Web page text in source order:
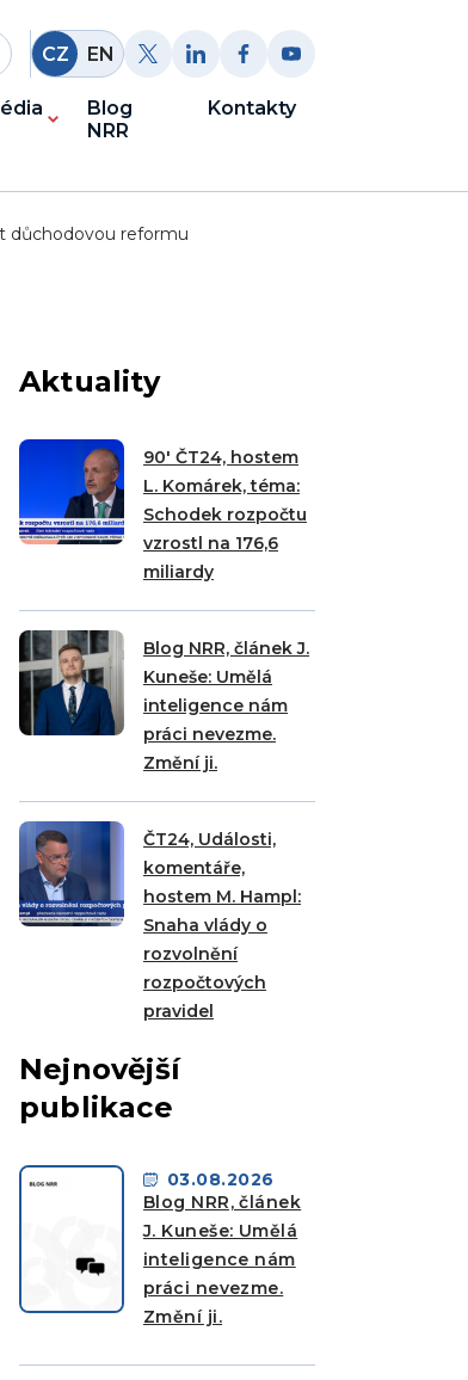
CZ EN
Blog
NRR
Kontakty
důchodovou reformu
Aktuality
90′ ČT24, hostem
L. Komárek, téma:
Schodek rozpočtu
vzrostl na 176,6
miliardy
Blog NRR, článek J.
Kuneše: Umělá
inteligence nám
práci nevezme.
Změní ji.
ČT24, Události,
komentáře,
hostem M. Hampl:
Snaha vlády o
rozvolnění
rozpočtových
pravidel
Nejnovější
publikace
03.08.2026
Blog NRR, článek
J. Kuneše: Umělá
inteligence nám
práci nevezme.
Změní ji.